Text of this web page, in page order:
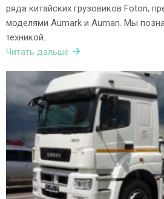
ряда китайских грузовиков Foton,
моделями Aumark и Auman. Мы
техникой.
Читать дальше